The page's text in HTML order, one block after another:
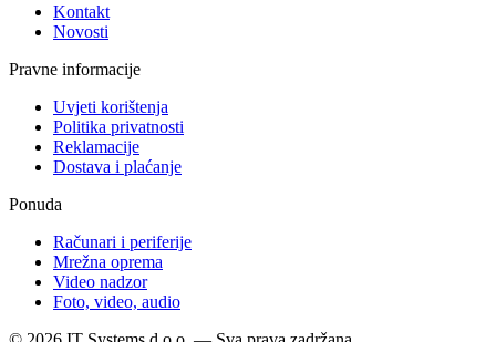
Kontakt
Novosti
Pravne informacije
Uvjeti korištenja
Politika privatnosti
Reklamacije
Dostava i plaćanje
Ponuda
Računari i periferije
Mrežna oprema
Video nadzor
Foto, video, audio